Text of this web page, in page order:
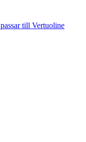
till Vertuoline